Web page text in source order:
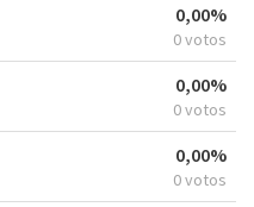
0,00%
0 votos
0,00%
0 votos
0,00%
0 votos